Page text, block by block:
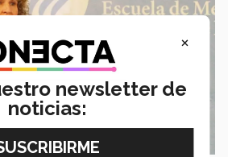
×
newsletter de
noticias: